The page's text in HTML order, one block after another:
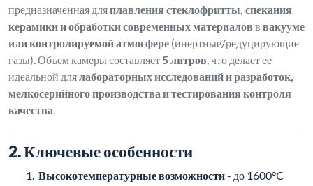
предназначенная дляплавления стеклофритты, спекания
керамики и обработки современных материалов в вакууме
или контролируемой атмосфере (инертные/редуцирующие
газы). Объем камеры составляет 5 литров, что делает ее
идеальной длялабораторных исследований и разработок,
мелкосерийного производства и тестирования контроля
качества.
2. Ключевые особенности
Высокотемпературные возможности- до 1600°C